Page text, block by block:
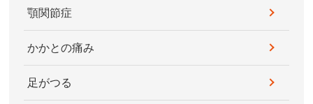
顎関節症
かかとの痛み
足がつる